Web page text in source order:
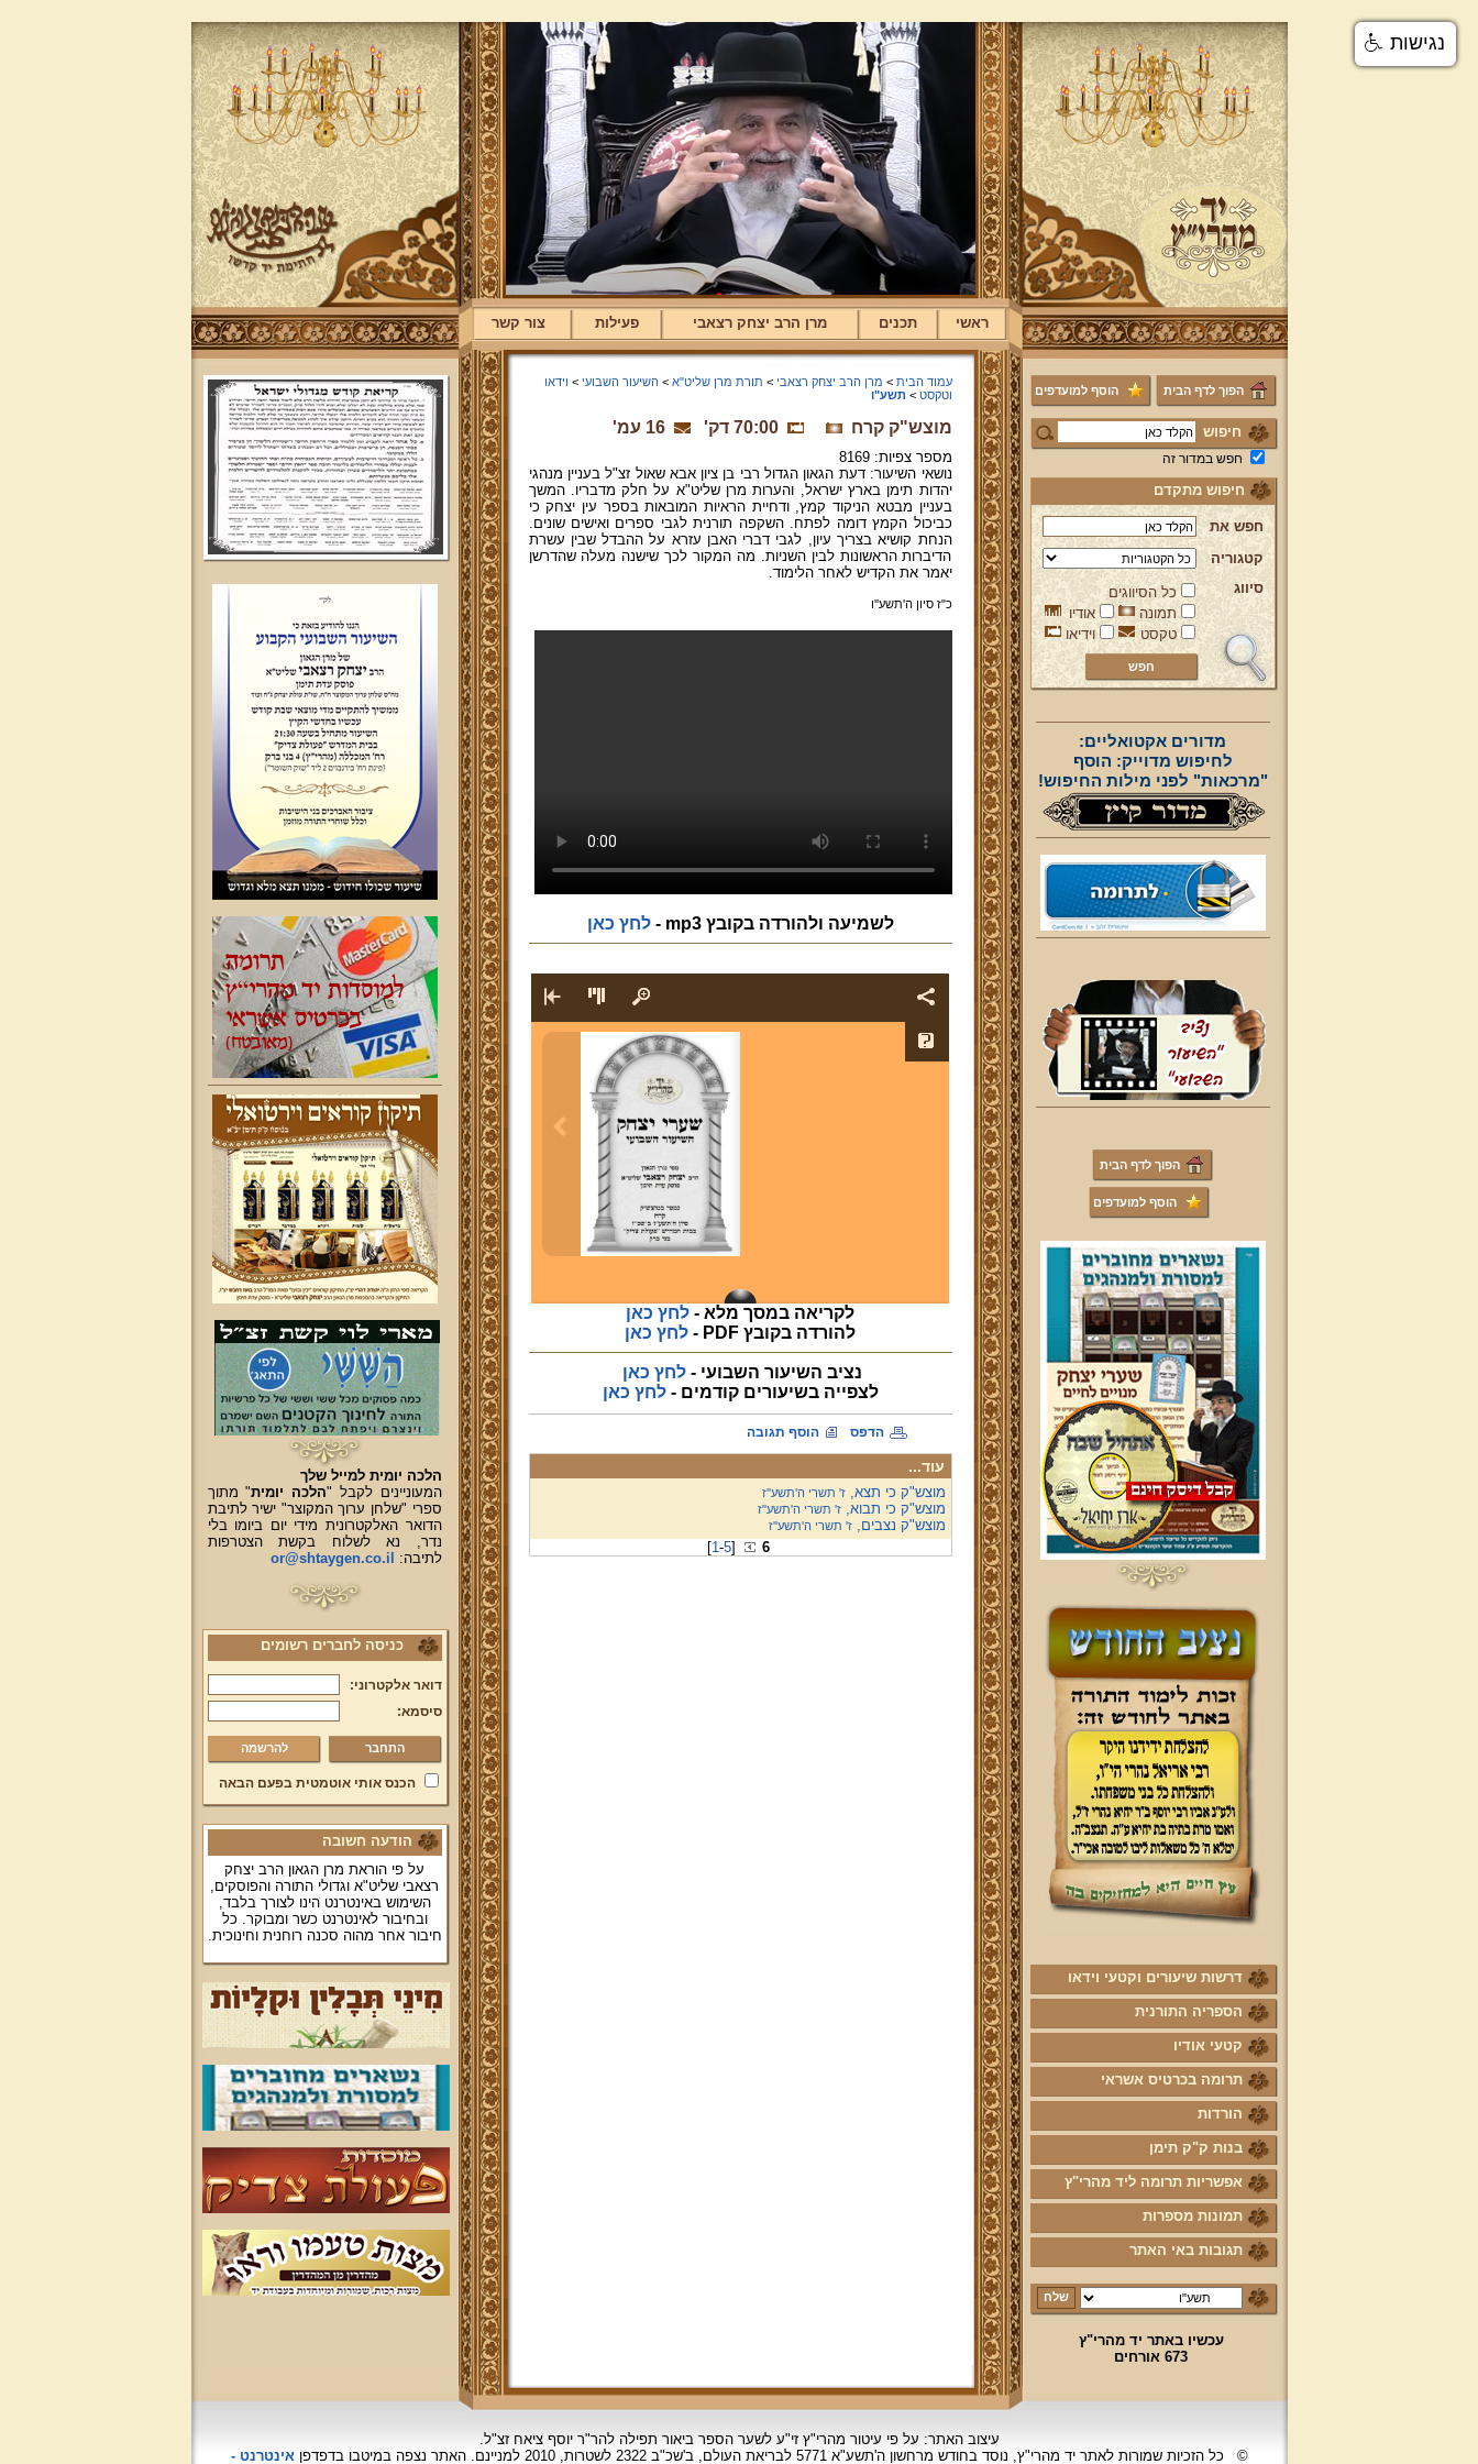
ראשי תכנים מרן הרב יצחק רצאבי פעילות צור קשר
הפוך לדף הבית הוסף למועדפים
חיפוש
חפש במדור זה
חיפוש מתקדם
חפש את
קטגוריה
סיווג
כל הסיווגים
תמונה
אודיו
טקסט
וידיאו
מדורים אקטואליים:
לחיפוש מדוייק: הוסף
"מרכאות" לפני מילות החיפוש!
הפוך לדף הבית
הוסף למועדפים
דרשות שיעורים וקטעי וידאו
הספריה התורנית
קטעי אודיו
תרומה בכרטיס אשראי
הורדות
בנות ק"ק תימן
אפשריות תרומה ליד מהרי"ץ
תמונות מספרות
תגובות באי האתר
עכשיו באתר יד מהרי"ץ
673 אורחים
עמוד הבית > מרן הרב יצחק רצאבי > תורת מרן שליט"א > השיעור השבועי > וידאו
וטקסט > תשע"ו
מוצש"ק קרח 70:00 דק' 16 עמ'
מספר צפיות: 8169
נושאי השיעור: דעת הגאון הגדול רבי בן ציון אבא שאול זצ"ל בעניין מנהגי
יהדות תימן בארץ ישראל, והערות מרן שליט"א על חלק מדבריו. המשך
בעניין מבטא הניקוד קמץ, ודחיית הראיות המובאות בספר עין יצחק כי
כביכול הקמץ דומה לפתח. השקפה תורנית לגבי ספרים ואישים שונים.
הנחת קושיא בצריך עיון, לגבי דברי האבן עזרא על ההבדל שבין עשרת
הדיברות הראשונות לבין השניות. מה המקור לכך שישנה מעלה שהדרשן
יאמר את הקדיש לאחר הלימוד.
כ"ז סיון ה'תשע''ו
לשמיעה ולהורדה בקובץ mp3 - לחץ כאן
לקריאה במסך מלא - לחץ כאן
להורדה בקובץ PDF -
לחץ כאן
נציב השיעור השבועי - לחץ כאן
לצפייהבשיעורים קודמים -לחץ כאן
הדפס הוסף תגובה
עוד...
מוצש"ק כי תצא,ז' תשרי ה'תשע''ז
מוצש"ק כי תבוא,ז' תשרי ה'תשע''ז
מוצש"ק נצבים,ז' תשרי ה'תשע''ז
[1-5] 6
הלכה יומית למייל שלך
המעוניינים לקבל "הלכה יומית" מתוך
ספרי "שלחן ערוך המקוצר" ישיר לתיבת
הדואר האלקטרונית מידי יום ביומו בלי
נדר, נא לשלוח בקשת הצטרפות
לתיבה:
or@shtaygen.co.il
כניסה לחברים רשומים
דואר אלקטרוני:
סיסמא:
להרשמה
הכנס אותי אוטמטית בפעם הבאה
הודעה חשובה
על פי הוראת מרן הגאון הרב יצחק
רצאבי שליט"א וגדולי התורה והפוסקים,
השימוש באינטרנט הינו לצורך בלבד,
ובחיבור לאינטרנט כשר ומבוקר. כל
חיבור אחר מהוה סכנה רוחנית וחינוכית.
עיצוב האתר: על פי עיטור מהרי"ץ זי"ע לשער הספר ביאור תפילה להר"ר יוסף ציאח זצ"ל.
©
כל הזכיות שמורות לאתר יד מהרי"ץ, נוסד בחודש מרחשוןה'תשע"א 5771 לבריאת העולם, ב'שכ"ב 2322 לשטרות, 2010 למניינם. האתר נצפהבמיטבו בדפדפןאינטרנט -
נגישות